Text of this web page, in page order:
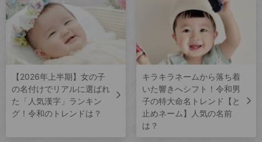
【2026年上半期】女の子
の名付けでリアルに選ばれ
た「人気漢字」ランキン
グ！令和のトレンドは？
キラキラネームから落ち着
いた響きへシフト！令和男
子の特大命名トレンド【と
止めネーム】人気の名前
は？